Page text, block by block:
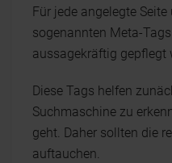
Für jede angelegte
sogenannten Meta-
aussagekräftig gepflegt
Diese Tags helfen
Suchmaschine zu
geht. Daher sollten die
auftauchen.